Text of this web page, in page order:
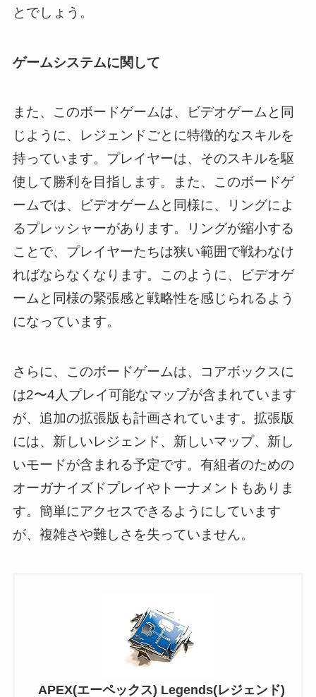
とでしょう。
ゲームシステムに関して
また、このボードゲームは、ビデオゲームと同
じように、レジェンドごとに特徴的なスキルを
持っています。プレイヤーは、そのスキルを駆
使して勝利を目指します。また、このボードゲ
ームでは、ビデオゲームと同様に、リングによ
るプレッシャーがあります。リングが縮小する
ことで、プレイヤーたちは狭い範囲で戦わなけ
ればならなくなります。このように、ビデオゲ
ームと同様の緊張感と戦略性を感じられるよう
になっています。
さらに、このボードゲームは、コアボックスに
は2〜4人プレイ可能なマップが含まれています
が、追加の拡張版も計画されています。拡張版
には、新しいレジェンド、新しいマップ、新し
いモードが含まれる予定です。有組者のための
オーガナイズドプレイやトーナメントもありま
す。簡単にアクセスできるようにしています
が、複雑さや難しさを失っていません。
APEX(エーペックス) Legends(レジェンド)